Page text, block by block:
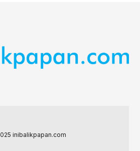
inibalikpapan.com